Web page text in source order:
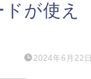
が使え
2024年6月22日